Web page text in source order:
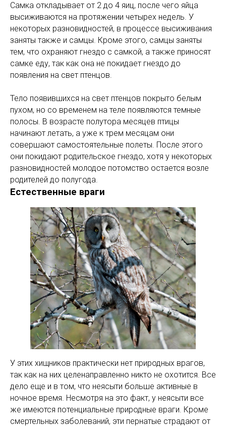
Самка откладывает от 2 до 4 яиц, после чего яйца
высиживаются на протяжении четырех недель. У
некоторых разновидностей, в процессе высиживания
заняты также и самцы. Кроме этого, самцы заняты
тем, что охраняют гнездо с самкой, а также приносят
самке еду, так как она не покидает гнездо до
появления на свет птенцов.
Тело появившихся на свет птенцов покрыто белым
пухом, но со временем на теле появляются темные
полосы. В возрасте полутора месяцев птицы
начинают летать, а уже к трем месяцам они
совершают самостоятельные полеты. После этого
они покидают родительское гнездо, хотя у некоторых
разновидностей молодое потомство остается возле
родителей до полугода.
Естественные враги
У этих хищников практически нет природных врагов,
так как на них целенаправленно никто не охотится. Все
дело еще и в том, что неясыти больше активные в
ночное время. Несмотря на это факт, у неясыти все
же имеются потенциальные природные враги. Кроме
смертельных заболеваний, эти пернатые страдают от